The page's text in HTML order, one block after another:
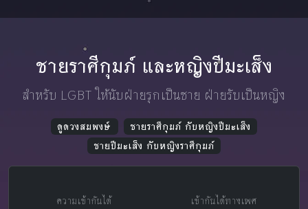
ชายราศีกุมภ์ และหญิงปีมะเส็ง
สำหรับ LGBT ให้นับฝ่ายรุกเป็นชาย ฝ่ายรับเป็นหญิง
ดูดวงสมพงษ์
ชายราศีกุมภ์ กับหญิงปีมะเส็ง
ชายปีมะเส็ง กับหญิงราศีกุมภ์
ความเข้ากันได้ เข้ากันได้ทางเพศ